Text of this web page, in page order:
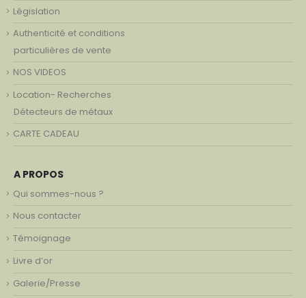
Législation
Authenticité et conditions
particulières de vente
NOS VIDEOS
Location- Recherches
Détecteurs de métaux
CARTE CADEAU
A PROPOS
Qui sommes-nous ?
Nous contacter
Témoignage
Livre d’or
Galerie/Presse